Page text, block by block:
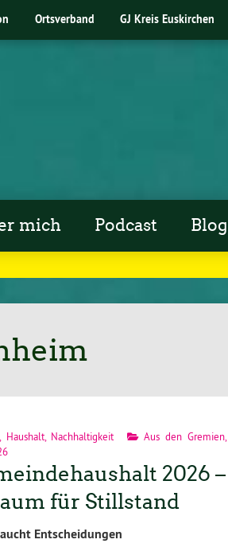
Ortsverband GJ Kreis Euskirchen
mich Podcast Blog
Haushalt, Nachhaltigkeit Aus den Gremien
2026
für Stillstand
Entscheidungen